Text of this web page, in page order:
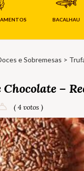
BACALHAU
e Sobremesas >
–
( 4 votos )